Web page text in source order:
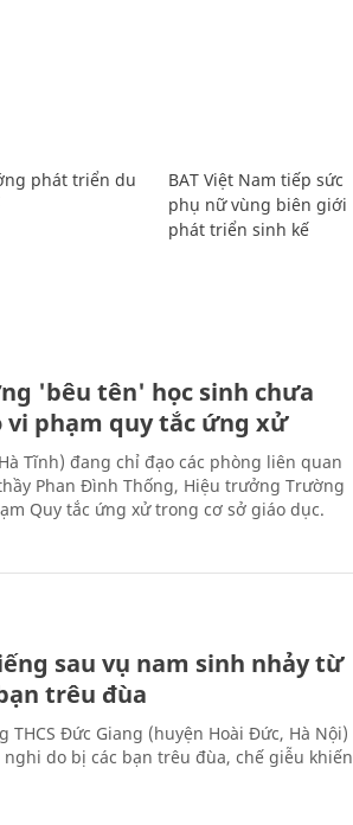
phát triển du
BAT Việt Nam tiếp sức
phụ nữ vùng biên giới
phát triển sinh kế
'bêu tên' học sinh chưa
vi phạm quy tắc ứng xử
Tĩnh) đang chỉ đạo các phòng liên quan
Phan Đình Thống, Hiệu trưởng Trường
Quy tắc ứng xử trong cơ sở giáo dục.
sau vụ nam sinh nhảy từ
trêu đùa
Đức Giang (huyện Hoài Đức, Hà Nội)
do bị các bạn trêu đùa, chế giễu khiến